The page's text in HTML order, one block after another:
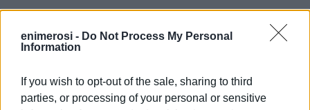
enimerosi - Do Not Process My Personal
Information
If you wish to opt-out of the sale, sharing to third
parties, or processing of your personal or sensitive
Αλλαγής Εισιτηρίων:
διαφορά ναύλου.